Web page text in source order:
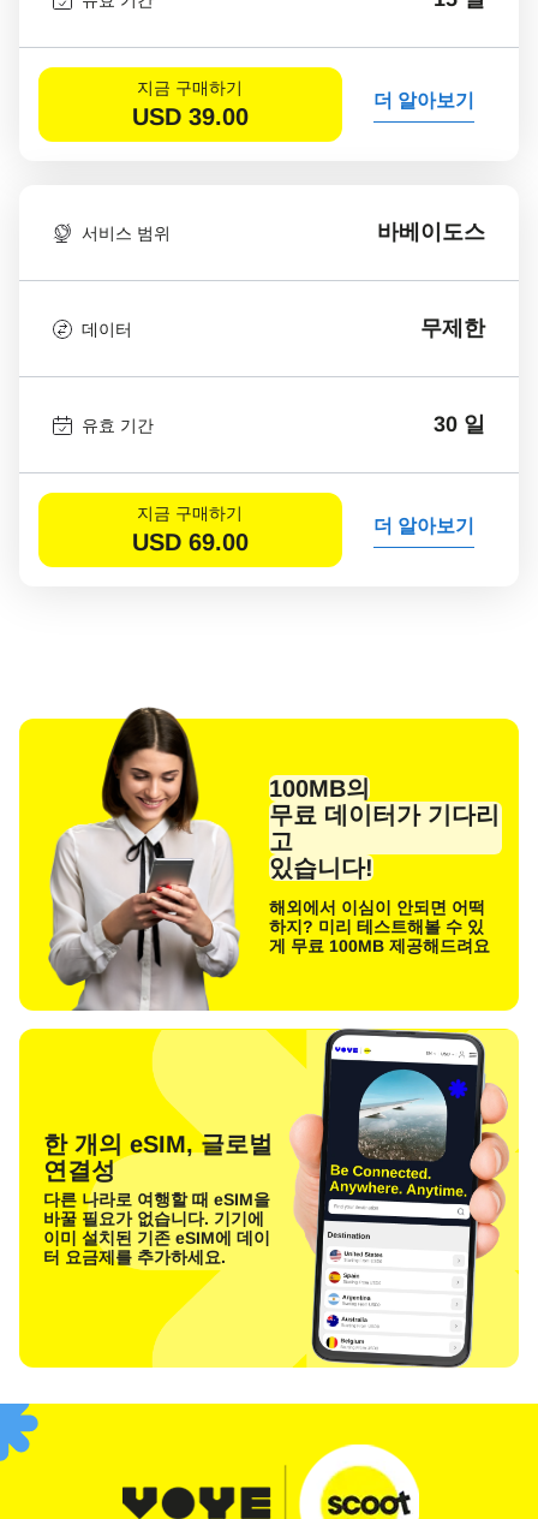
지금 구매하기
USD 39.00
더 알아보기
서비스 범위 바베이도스
데이터 무제한
유효 기간 30 일
지금 구매하기
USD 69.00
더 알아보기
100MB의
무료 데이터가 기다리
고
있습니다!
해외에서 이심이 안되면 어떡
하지? 미리 테스트해볼 수 있
게 무료 100MB 제공해드려요
한 개의 eSIM, 글로벌
연결성
다른 나라로 여행할 때 eSIM을
바꿀 필요가 없습니다. 기기에
이미 설치된 기존 eSIM에 데이
터 요금제를 추가하세요.